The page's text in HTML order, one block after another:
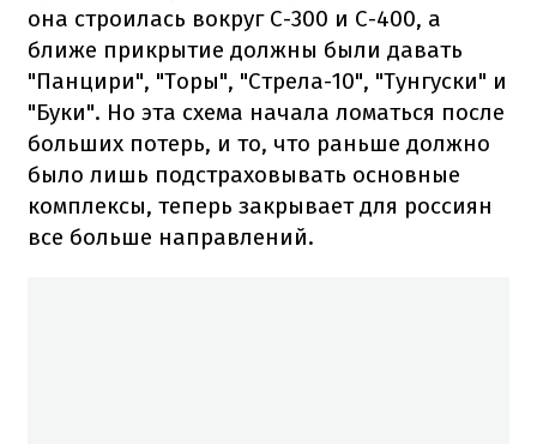
она строилась вокруг С-300 и С-400, а
ближе прикрытие должны были давать
"Панцири", "Торы", "Стрела-10", "Тунгуски" и
"Буки". Но эта схема начала ломаться после
больших потерь, и то, что раньше должно
было лишь подстраховывать основные
комплексы, теперь закрывает для россиян
все больше направлений.